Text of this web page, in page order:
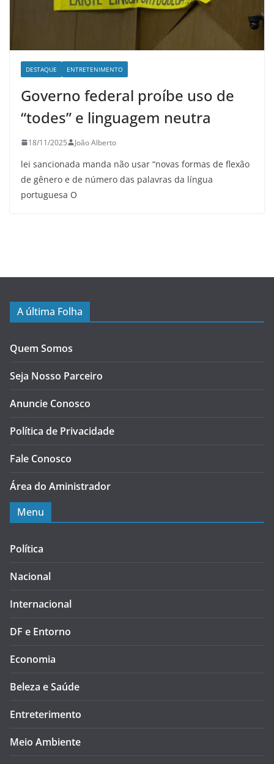
DESTAQUE ENTRETENIMENTO
Governo federal proíbe uso de
“todes” e linguagem neutra
18/11/2025 João Alberto
lei sancionada manda não usar “novas formas de flexão
de gênero e de número das palavras da língua
portuguesa O
A última Folha
Quem Somos
Seja Nosso Parceiro
Anuncie Conosco
Política de Privacidade
Fale Conosco
Área do Aministrador
Menu
Política
Nacional
Internacional
DF e Entorno
Economia
Beleza e Saúde
Entreterimento
Meio Ambiente